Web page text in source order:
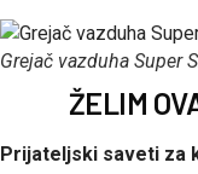
Grejač vazduha Super
ŽELIM
Prijateljski saveti za